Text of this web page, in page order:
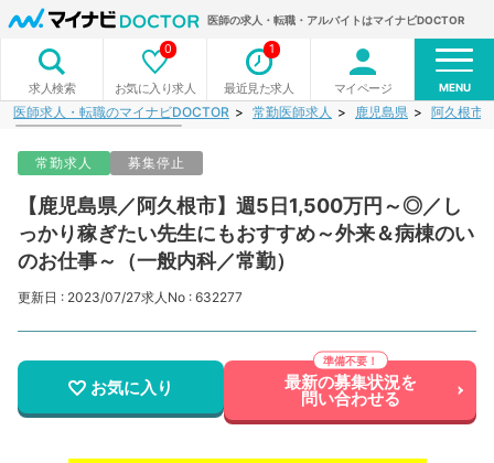
医師の求人・転職・アルバイトはマイナビDOCTOR
求人検索 お気に入り求人
0
最近見た求人
1
マイページ MENU
医師求人・転職のマイナビDOCTOR 常勤医師求人 鹿児島県 阿久根市
常勤求人 募集停止
【鹿児島県／阿久根市】週5日1,500万円～◎／し
っかり稼ぎたい先生にもおすすめ～外来＆病棟のい
のお仕事～（一般内科／常勤）
更新日 : 2023/07/27求人No : 632277
お気に入り 最新の募集状況を
問い合わせる